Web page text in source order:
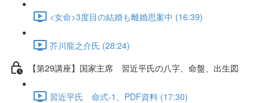
<女命>3度目の結婚も離婚思案中 (16:39)
芥川龍之介氏 (28:24)
【第29講座】国家主席 習近平氏の八字、命盤、出生図
習近平氏 命式-1、PDF資料 (17:30)